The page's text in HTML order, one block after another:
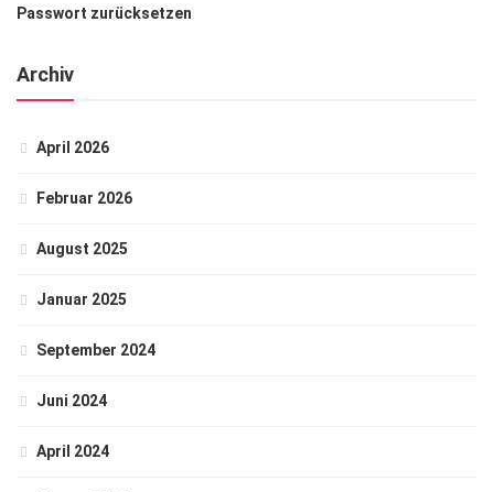
Passwort zurücksetzen
Archiv
April 2026
Februar 2026
August 2025
Januar 2025
September 2024
Juni 2024
April 2024